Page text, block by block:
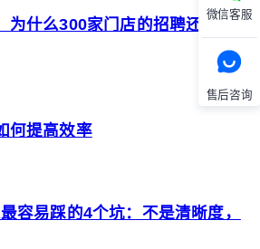
微信客服
售后咨询
为什么300家门店的招聘还在各自
何提高效率
容易踩的4个坑：不是清晰度，